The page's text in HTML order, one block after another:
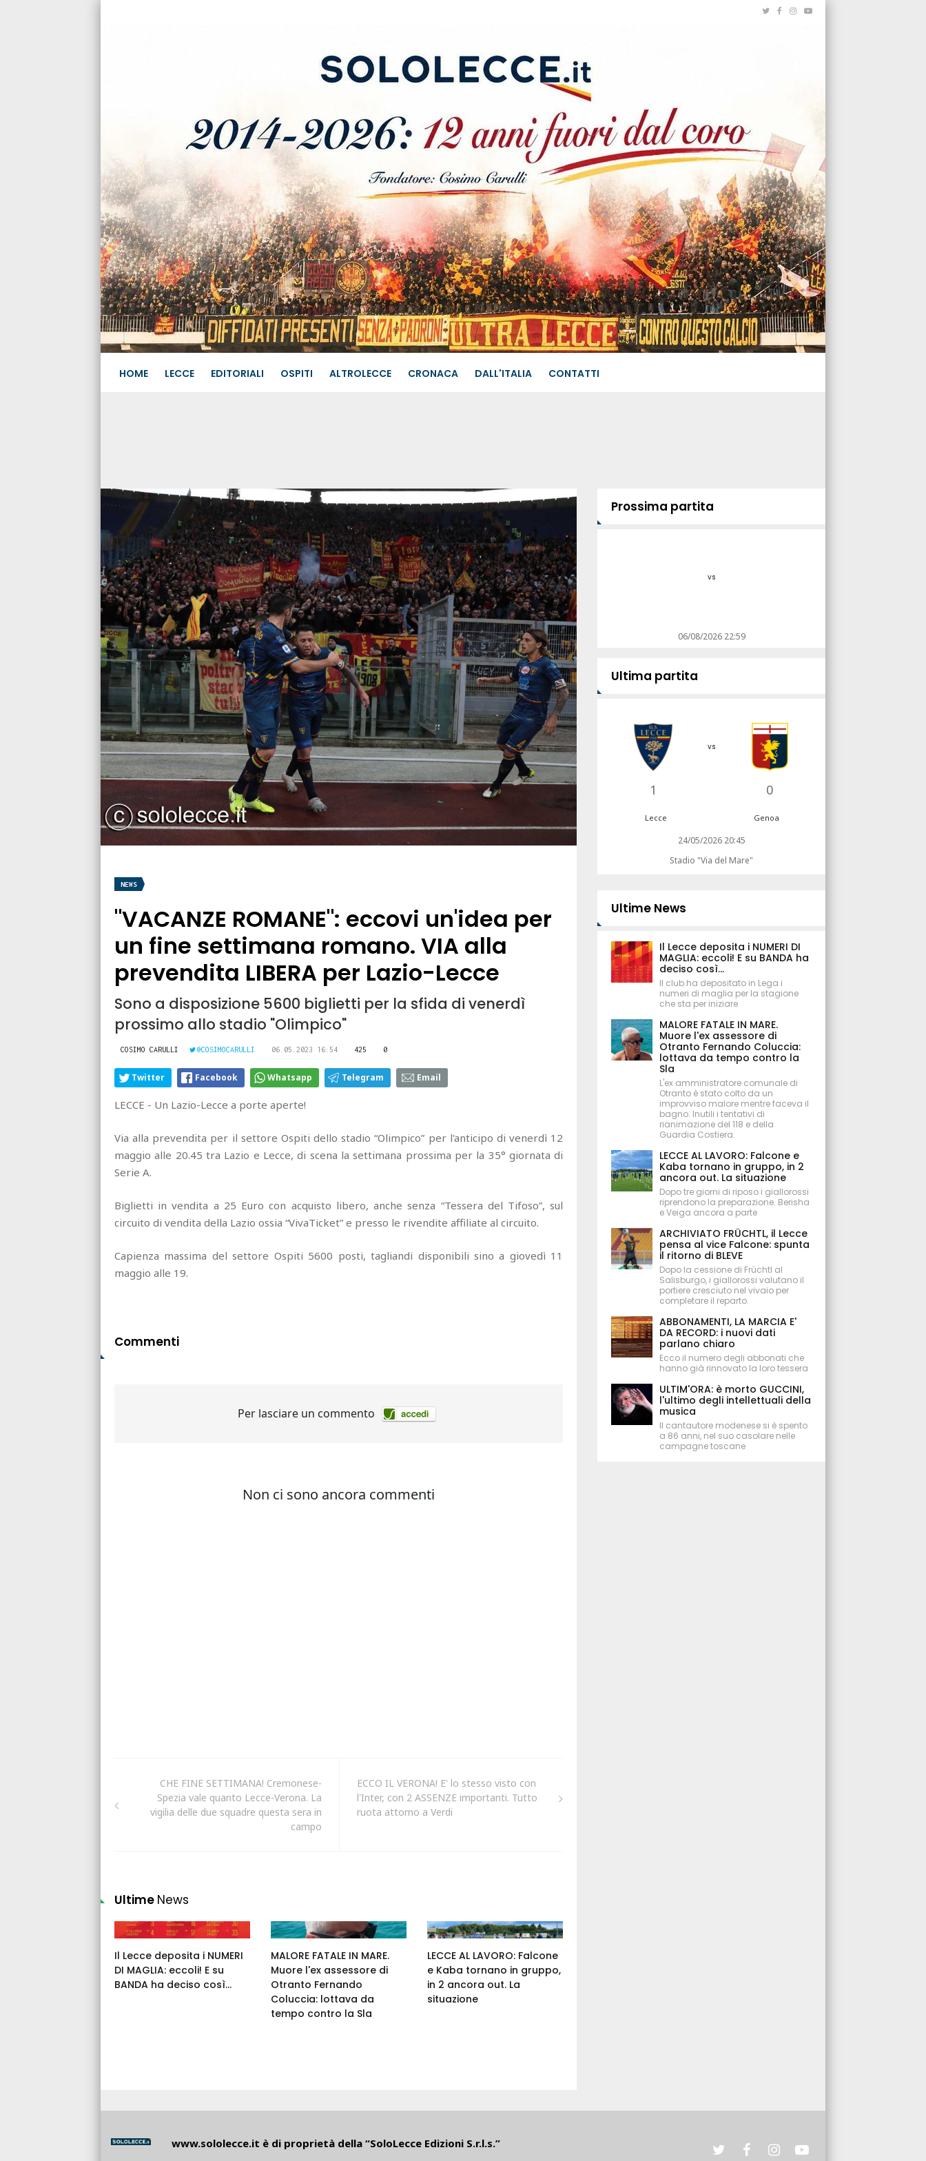
HOME LECCE EDITORIALI OSPITI ALTROLECCE CRONACA DALL'ITALIA CONTATTI
NEWS
"VACANZE ROMANE": eccovi un'idea per
un fine settimana romano. VIA alla
prevendita LIBERA per Lazio-Lecce
Sono a disposizione 5600 biglietti per la sfida di venerdì
prossimo allo stadio "Olimpico"
COSIMO CARULLI @COSIMOCARULLI 06.05.2023 16:54 425 0
Twitter Facebook Whatsapp Telegram Email
LECCE - Un Lazio-Lecce a porte aperte!
Via alla prevendita per il settore Ospiti dello stadio “Olimpico” per l'anticipo di venerdì 12
maggio alle 20.45 tra Lazio e Lecce, di scena la settimana prossima per la 35° giornata di
Serie A.
Biglietti in vendita a 25 Euro con acquisto libero, anche senza “Tessera del Tifoso”, sul
circuito di vendita della Lazio ossia “VivaTicket” e presso le rivendite affiliate al circuito.
Capienza massima del settore Ospiti 5600 posti, tagliandi disponibili sino a giovedì 11
maggio alle 19.
Commenti
CHE FINE SETTIMANA! Cremonese-
Spezia vale quanto Lecce-Verona. La
vigilia delle due squadre questa sera in
campo
ECCO IL VERONA! E' lo stesso visto con
l'Inter, con 2 ASSENZE importanti. Tutto
ruota attorno a Verdi
Ultime News
Il Lecce deposita i NUMERI
DI MAGLIA: eccoli! E su
BANDA ha deciso così...
MALORE FATALE IN MARE.
Muore l'ex assessore di
Otranto Fernando
Coluccia: lottava da
tempo contro la Sla
LECCE AL LAVORO: Falcone
e Kaba tornano in gruppo,
in 2 ancora out. La
situazione
Prossima partita
vs
06/08/2026 22:59
Ultima partita
1
vs
0
Lecce Genoa
24/05/2026 20:45
Stadio "Via del Mare"
Ultime News
Il Lecce deposita i NUMERI DI
MAGLIA: eccoli! E su BANDA ha
deciso così...
Il club ha depositato in Lega i
numeri di maglia per la stagione
che sta per iniziare
MALORE FATALE IN MARE.
Muore l'ex assessore di
Otranto Fernando Coluccia:
lottava da tempo contro la
Sla
L'ex amministratore comunale di
Otranto è stato colto da un
improvviso malore mentre faceva il
bagno. Inutili i tentativi di
rianimazione del 118 e della
Guardia Costiera.
LECCE AL LAVORO: Falcone e
Kaba tornano in gruppo, in 2
ancora out. La situazione
Dopo tre giorni di riposo i giallorossi
riprendono la preparazione. Berisha
e Veiga ancora a parte
ARCHIVIATO FRÜCHTL, il Lecce
pensa al vice Falcone: spunta
il ritorno di BLEVE
Dopo la cessione di Früchtl al
Salisburgo, i giallorossi valutano il
portiere cresciuto nel vivaio per
completare il reparto.
ABBONAMENTI, LA MARCIA E'
DA RECORD: i nuovi dati
parlano chiaro
Ecco il numero degli abbonati che
hanno già rinnovato la loro tessera
ULTIM'ORA: è morto GUCCINI,
l'ultimo degli intellettuali della
musica
Il cantautore modenese si è spento
a 86 anni, nel suo casolare nelle
campagne toscane
www.sololecce.it è di proprietà della “SoloLecce Edizioni S.r.l.s.”